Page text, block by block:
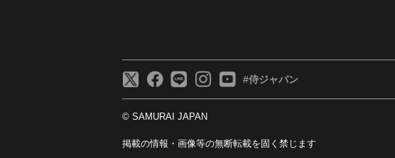
#侍ジャパン
© SAMURAI JAPAN
掲載の情報・画像等の無断転載を固く禁じます